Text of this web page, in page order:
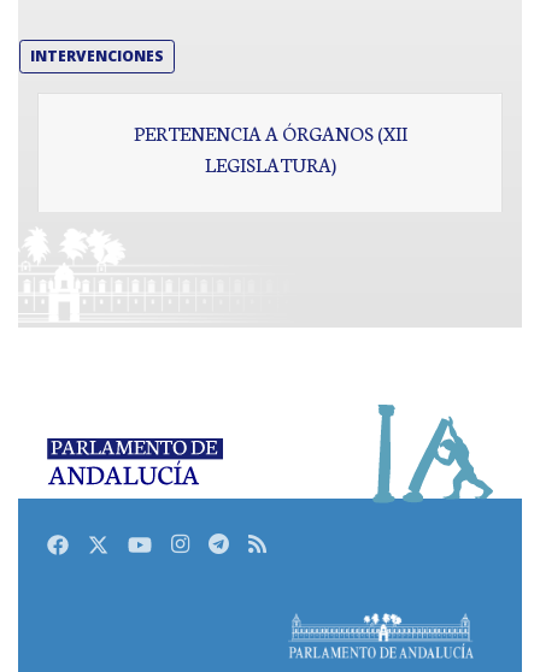
INTERVENCIONES
PERTENENCIA A ÓRGANOS (XII
LEGISLATURA)
FacebookTwitterYoutubeInstagram
Telegram
RSS